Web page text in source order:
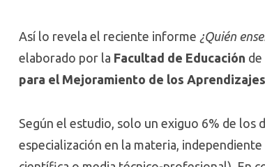
Así lo revela el reciente informe ¿Quién
elaborado por la Facultad de Educación de
para el Mejoramiento de los
Según el estudio, solo un exiguo 6% de los
especialización en la materia,